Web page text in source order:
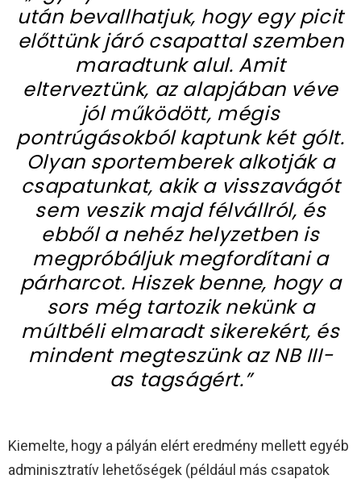
után bevallhatjuk, hogy egy picit
előttünk járó csapattal szemben
maradtunk alul. Amit
elterveztünk, az alapjában véve
jól működött, mégis
pontrúgásokból kaptunk két gólt.
Olyan sportemberek alkotják a
csapatunkat, akik a visszavágót
sem veszik majd félvállról, és
ebből a nehéz helyzetben is
megpróbáljuk megfordítani a
párharcot. Hiszek benne, hogy a
sors még tartozik nekünk a
múltbéli elmaradt sikerekért, és
mindent megteszünk az NB III-
as tagságért.”
Kiemelte, hogy a pályán elért eredmény mellett egyéb
adminisztratív lehetőségek (például más csapatok